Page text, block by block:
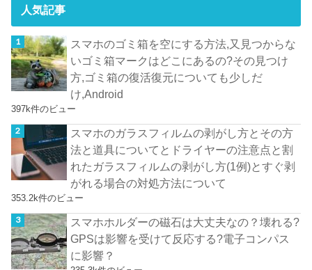
人気記事
スマホのゴミ箱を空にする方法,又見つからな
いゴミ箱マークはどこにあるの?その見つけ
方,ゴミ箱の復活復元についても少しだ
け,Android
397k件のビュー
スマホのガラスフィルムの剥がし方とその方
法と道具についてとドライヤーの注意点と割
れたガラスフィルムの剥がし方(1例)とすぐ剥
がれる場合の対処方法について
353.2k件のビュー
スマホホルダーの磁石は大丈夫なの？壊れる?
GPSは影響を受けて反応する?電子コンパス
に影響？